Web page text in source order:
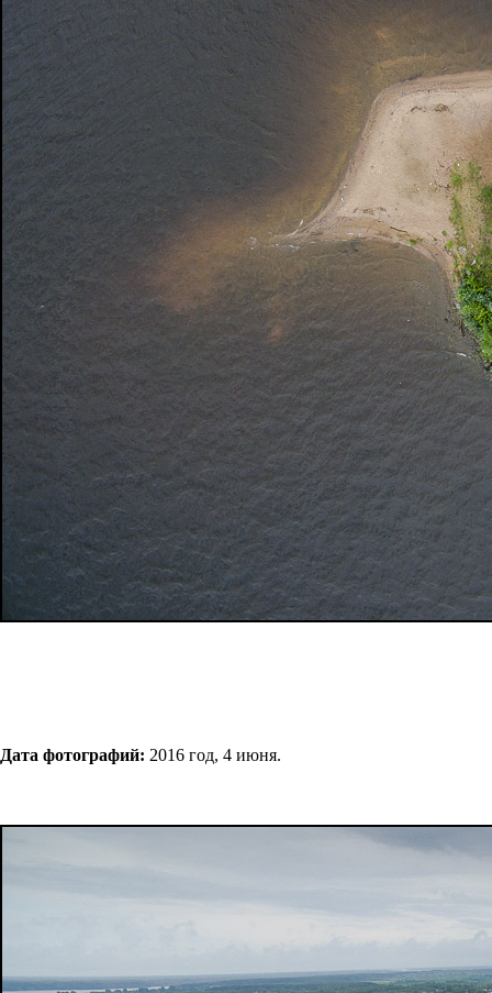
Дата фотографий: 2016 год, 4 июня.